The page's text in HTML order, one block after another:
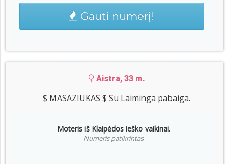
Gauti numerį!
Aistra, 33 m.
$ MASAZIUKAS $ Su Laiminga pabaiga.
Moteris iš Klaipėdos ieško vaikinai.
Numeris patikrintas